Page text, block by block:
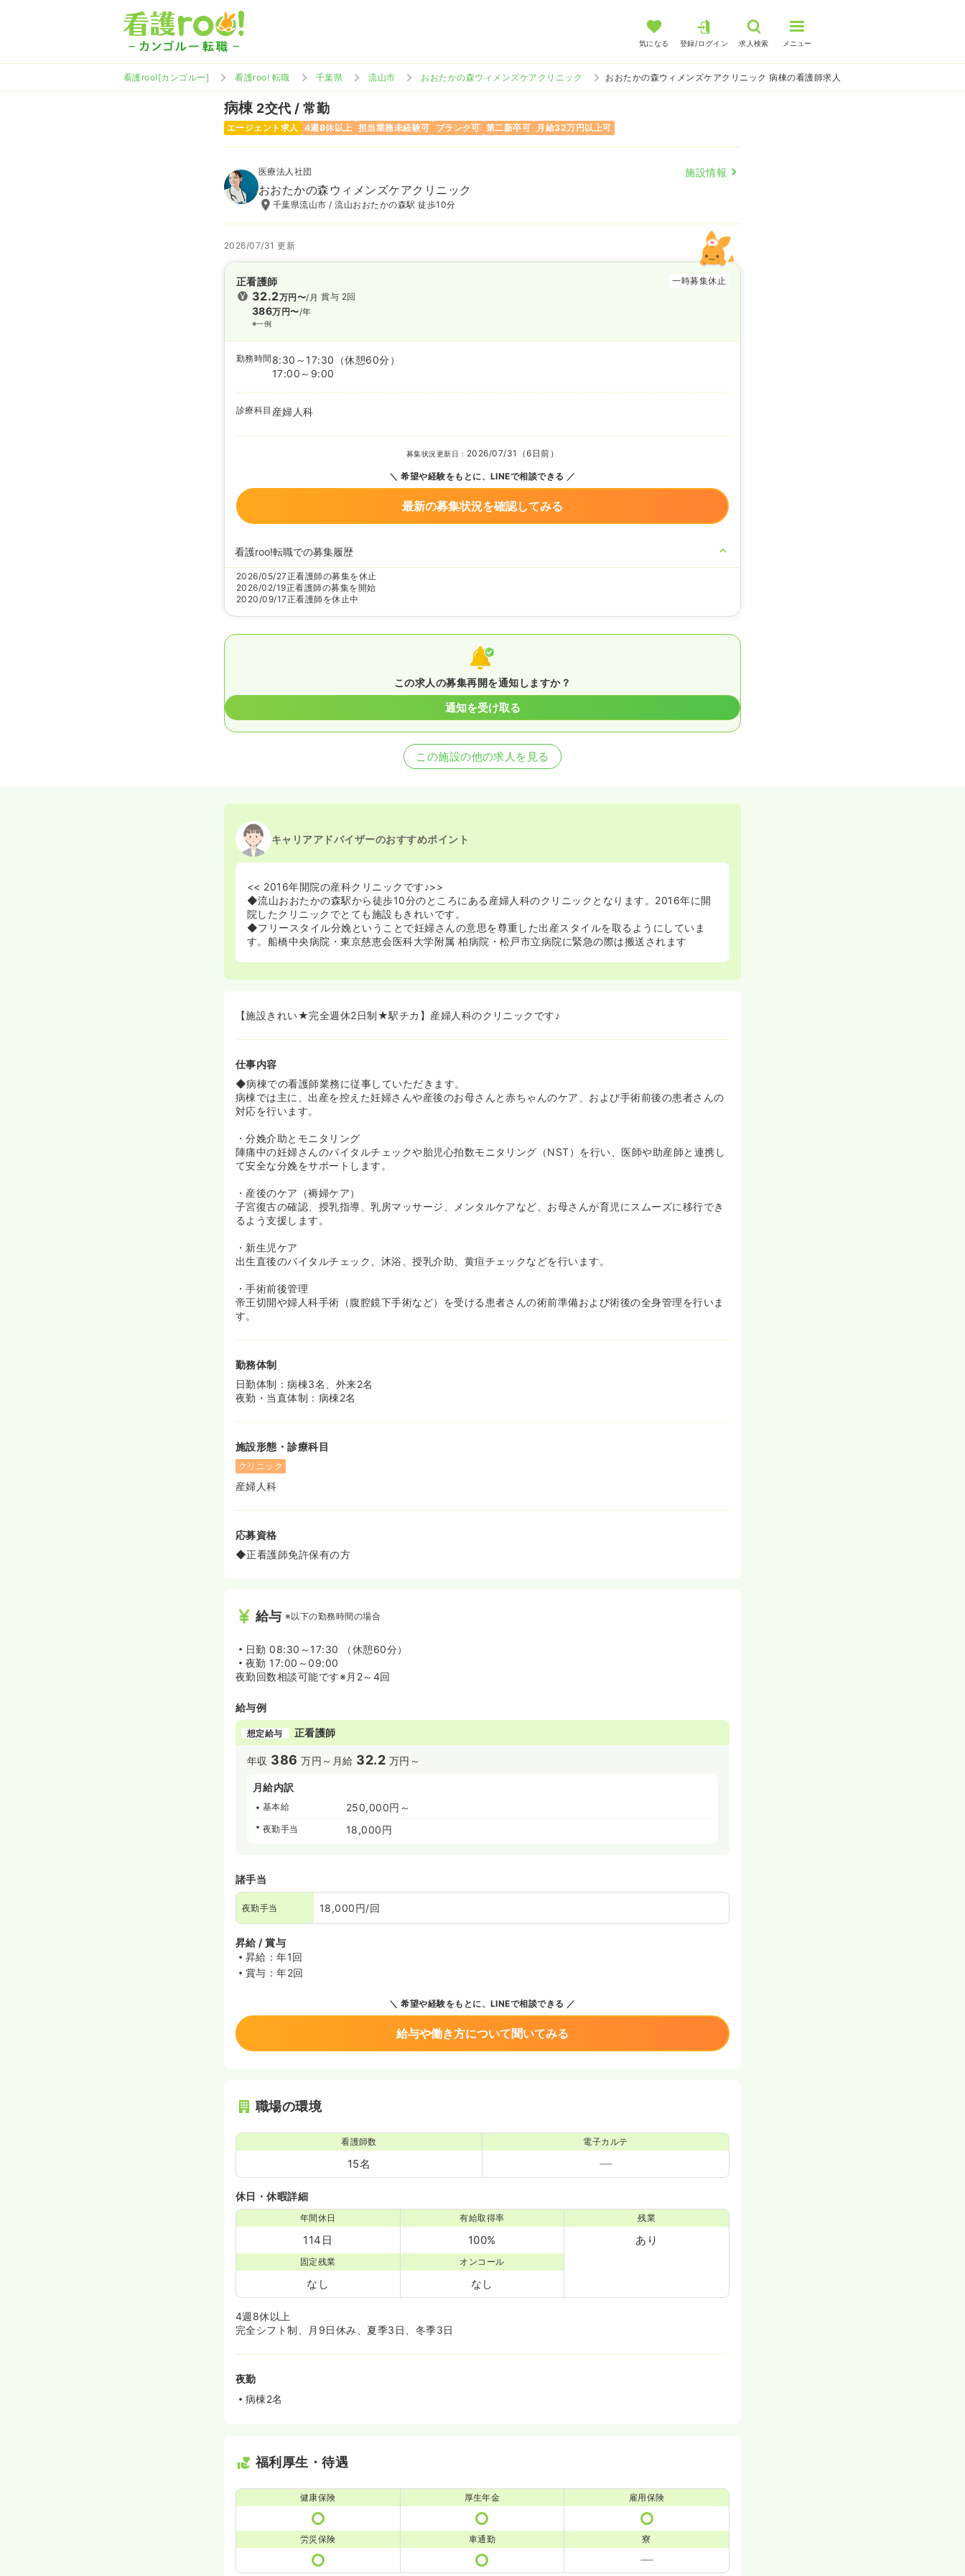
気になる 登録/ログイン 求人検索 メニュー
看護roo![カンゴルー] 看護roo! 転職 千葉県 流山市 おおたかの森ウィメンズケアクリニック おおたかの森ウィメンズケアクリニック 病棟の看護師求人
病棟 2交代 / 常勤
エージェント求人 4週8休以上 担当業務未経験可 ブランク可 第二新卒可 月給32万円以上可
医療法人社団 施設情報
おおたかの森ウィメンズケアクリニック
千葉県流山市 / 流山おおたかの森駅 徒歩10分
2026/07/31 更新
正看護師 一時募集休止
32.2万円〜/月
386万円〜/年
※一例
賞与 2回
勤務時間 8:30～17:30
（休憩60分）
17:00～9:00
診療科目 産婦人科
募集状況更新日： 2026/07/31（6日前）
希望や経験をもとに、LINEで相談できる
最新の募集状況を確認してみる
看護roo!転職での募集履歴
2026/05/27正看護師の募集を休止
2026/02/19正看護師の募集を開始
2020/09/17正看護師を休止中
この求人の募集再開を通知しますか？
通知を受け取る
この施設の他の求人を見る
キャリアアドバイザーのおすすめポイント
<< 2016年開院の産科クリニックです♪>>
◆流山おおたかの森駅から徒歩10分のところにある産婦人科のクリニックとなります。2016年に開
院したクリニックでとても施設もきれいです。
◆フリースタイル分娩ということで妊婦さんの意思を尊重した出産スタイルを取るようにしていま
す。船橋中央病院・東京慈恵会医科大学附属 柏病院・松戸市立病院に緊急の際は搬送されます
【施設きれい★完全週休2日制★駅チカ】産婦人科のクリニックです♪
仕事内容
◆病棟での看護師業務に従事していただきます。
病棟では主に、出産を控えた妊婦さんや産後のお母さんと赤ちゃんのケア、および手術前後の患者さんの
対応を行います。
・分娩介助とモニタリング
陣痛中の妊婦さんのバイタルチェックや胎児心拍数モニタリング（NST）を行い、医師や助産師と連携し
て安全な分娩をサポートします。
・産後のケア（褥婦ケア）
子宮復古の確認、授乳指導、乳房マッサージ、メンタルケアなど、お母さんが育児にスムーズに移行でき
るよう支援します。
・新生児ケア
出生直後のバイタルチェック、沐浴、授乳介助、黄疸チェックなどを行います。
・手術前後管理
帝王切開や婦人科手術（腹腔鏡下手術など）を受ける患者さんの術前準備および術後の全身管理を行いま
す。
勤務体制
日勤体制：病棟3名、外来2名
夜勤・当直体制：病棟2名
施設形態・診療科目
クリニック
産婦人科
応募資格
◆正看護師免許保有の方
給与 ※以下の勤務時間の場合
日勤 08:30～17:30 （休憩60分）
夜勤 17:00～09:00
夜勤回数相談可能です※月2～4回
給与例
想定給与 正看護師
年収 386 万円～ 月給 32.2 万円～
月給内訳
基本給 250,000円～
夜勤手当 18,000円
諸手当
夜勤手当 18,000円/回
昇給 / 賞与
昇給：年1回
賞与：年2回
希望や経験をもとに、LINEで相談できる
給与や働き方について聞いてみる
職場の環境
看護師数
15名
電子カルテ
休日・休暇詳細
年間休日
114日
有給取得率
100%
残業
あり
固定残業
なし
オンコール
なし
4週8休以上
完全シフト制、月9日休み、夏季3日、冬季3日
夜勤
病棟2名
福利厚生・待遇
健康保険 厚生年金 雇用保険
労災保険 車通勤 寮